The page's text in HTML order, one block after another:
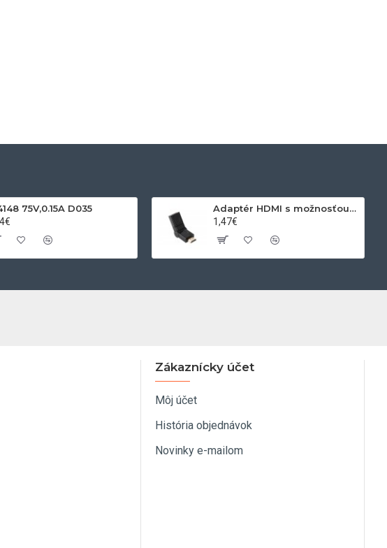
75V,0.15A D035
Adaptér HDMI s možnosťou otáčania
1,47€
Zákaznícky účet
Môj účet
História objednávok
Novinky e-mailom